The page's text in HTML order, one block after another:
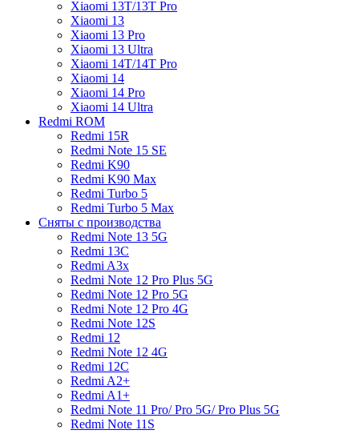
Xiaomi 13T/13T Pro
Xiaomi 13
Xiaomi 13 Pro
Xiaomi 13 Ultra
Xiaomi 14T/14T Pro
Xiaomi 14
Xiaomi 14 Pro
Xiaomi 14 Ultra
Redmi ROM
Redmi 15R
Redmi Note 15 SE
Redmi K90
Redmi K90 Max
Redmi Turbo 5
Redmi Turbo 5 Max
Сняты с производства
Redmi Note 13 5G
Redmi 13C
Redmi A3x
Redmi Note 12 Pro Plus 5G
Redmi Note 12 Pro 5G
Redmi Note 12 Pro 4G
Redmi Note 12S
Redmi 12
Redmi Note 12 4G
Redmi 12C
Redmi A2+
Redmi A1+
Redmi Note 11 Pro/ Pro 5G/ Pro Plus 5G
Redmi Note 11S